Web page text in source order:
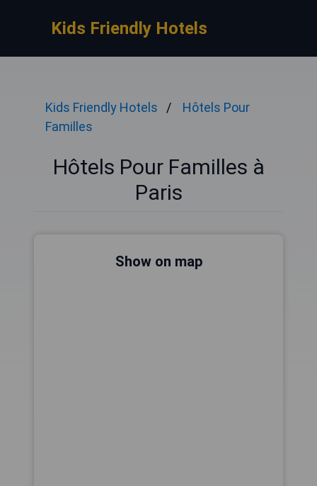
Kids Friendly Hotels
Kids Friendly Hotels
Hôtels Pour
Familles
Hôtels Pour Familles à
Paris
Show on map